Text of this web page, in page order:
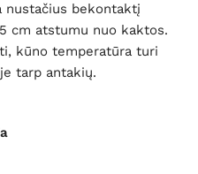
bekontaktį
cm atstumu nuo kaktos.
kūno temperatūra turi
tarp antakių.